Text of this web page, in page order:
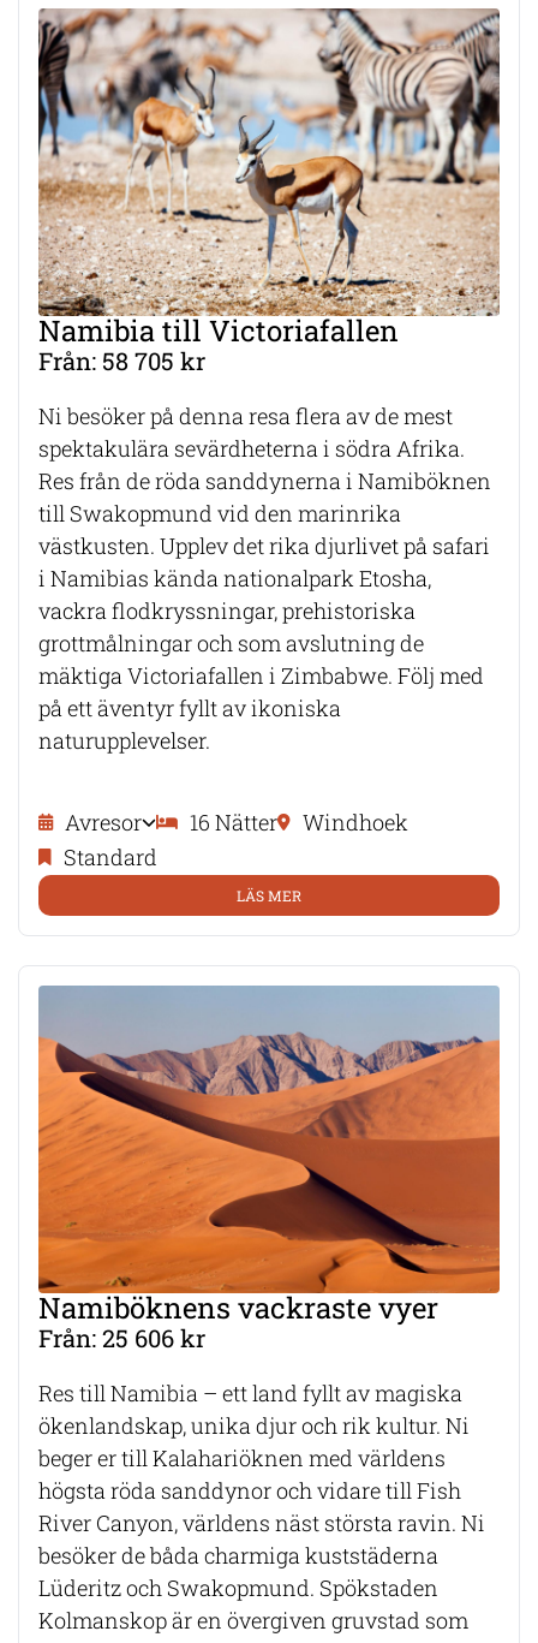
Namibia till Victoriafallen
Från: 58 705 kr
Ni besöker på denna resa flera av de mest
spektakulära sevärdheterna i södra Afrika.
Res från de röda sanddynerna i Namiböknen
till Swakopmund vid den marinrika
västkusten. Upplev det rika djurlivet på safari
i Namibias kända nationalpark Etosha,
vackra flodkryssningar, prehistoriska
grottmålningar och som avslutning de
mäktiga Victoriafallen i Zimbabwe. Följ med
på ett äventyr fyllt av ikoniska
naturupplevelser.
Avresor 16 Nätter
Windhoek
Standard
LÄS MER
Namiböknens vackraste vyer
Från: 25 606 kr
Res till Namibia – ett land fyllt av magiska
ökenlandskap, unika djur och rik kultur. Ni
beger er till Kalahariöknen med världens
högsta röda sanddynor och vidare till Fish
River Canyon, världens näst största ravin. Ni
besöker de båda charmiga kuststäderna
Lüderitz och Swakopmund. Spökstaden
Kolmanskop är en övergiven gruvstad som